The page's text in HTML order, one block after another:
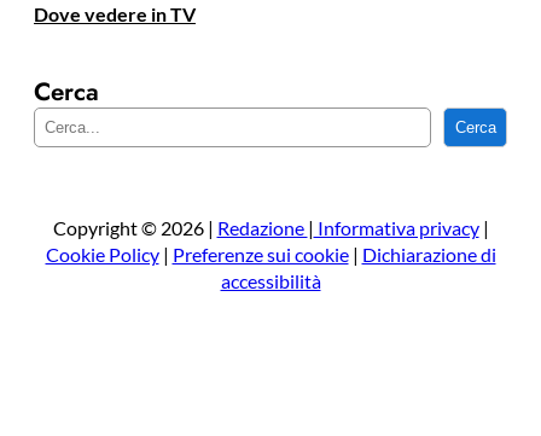
Dove vedere in TV
Cerca
e
a
Cerca
Copyright © 2026 | Redazione | Informativa privacy|
Cookie Policy| Preferenze sui cookie| Dichiarazione di
accessibilità